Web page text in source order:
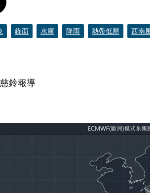
鋒面 水庫 降雨 熱帶低壓 西南風
鈴報導